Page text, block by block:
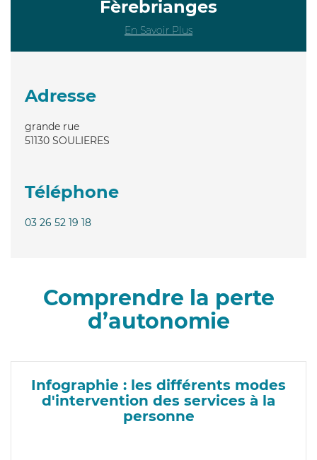
Fèrebrianges
En Savoir Plus
Adresse
grande rue
51130 SOULIERES
Téléphone
03 26 52 19 18
Comprendre la perte
d’autonomie
Infographie : les différents modes
d'intervention des services à la
personne